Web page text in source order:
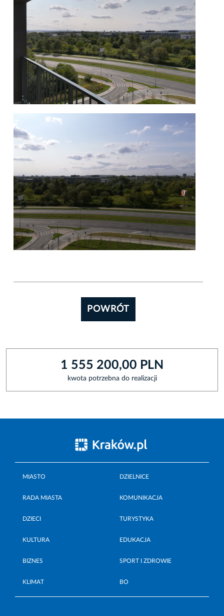
POWRÓT
1 555 200,00 PLN
kwota potrzebna do realizacji
MIASTO DZIELNICE
RADA MIASTA KOMUNIKACJA
DZIECI TURYSTYKA
KULTURA EDUKACJA
BIZNES SPORT I ZDROWIE
KLIMAT BO